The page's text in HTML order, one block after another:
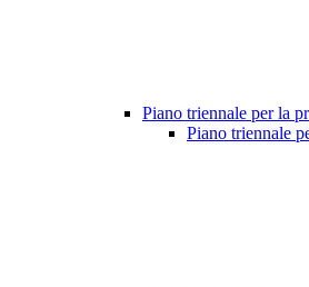
Piano triennale per la
Piano triennale